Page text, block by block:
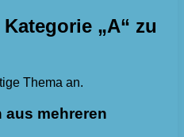
„A“ zu
Thema an.
aus mehreren